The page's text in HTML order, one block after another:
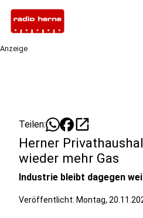
Anzeige
Teilen: open_in_new
Herner
wieder mehr Gas
Industrie bleibt dagegen
Veröffentlicht: Montag,